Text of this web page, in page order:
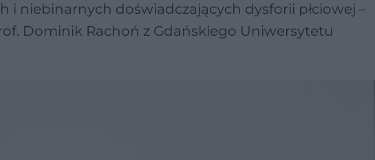
i niebinarnych doświadczających dysforii płciowej –
Dominik Rachoń z Gdańskiego Uniwersytetu